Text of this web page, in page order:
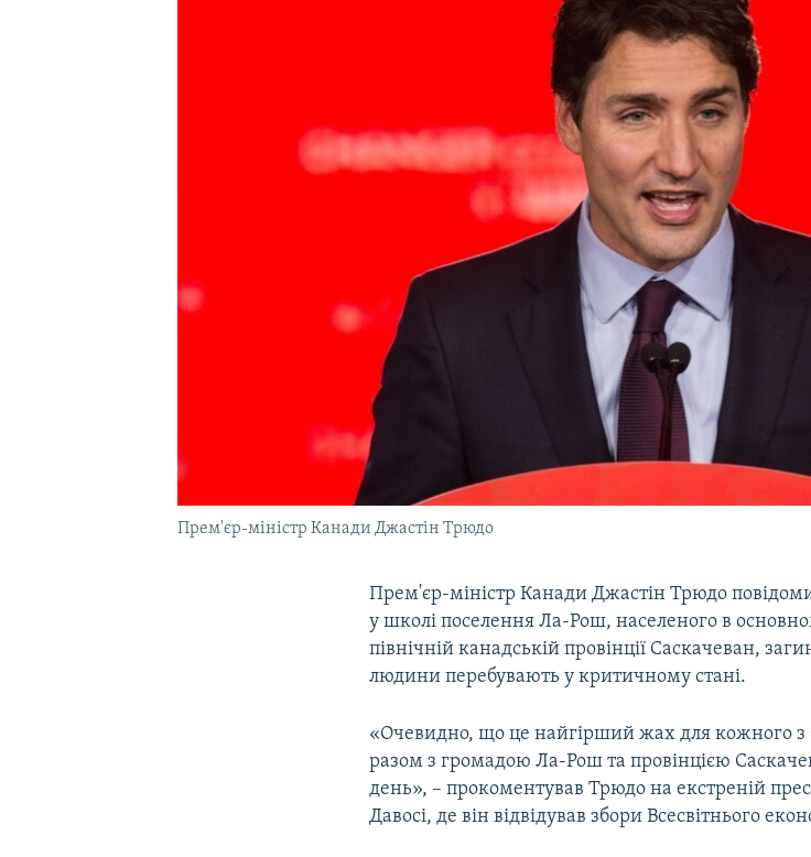
Прем'єр-міністр Канади Джастін Трюдо
Прем'єр-міністр Канади Джастін Трюдо
у школі поселення Ла-Рош, населеного в
північній канадській провінції Саскачеван,
людини перебувають у критичному стані.
«Очевидно, що це найгірший жах для кожного з
разом з громадою Ла-Рош та провінцією
день», – прокоментував Трюдо на екстреній
Давосі, де він відвідував збори Всесвітнього